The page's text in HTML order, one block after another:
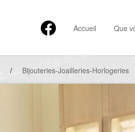
Accueil Que
/ Bijouteries-Joailleries-Horlogeries